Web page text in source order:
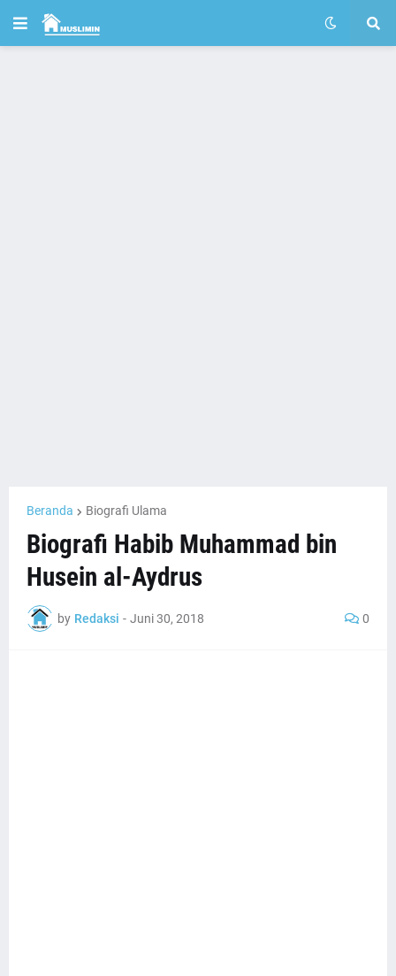
Beranda Biografi Ulama
Biografi Habib Muhammad bin
Husein al-Aydrus
by Redaksi - Juni 30, 2018 0